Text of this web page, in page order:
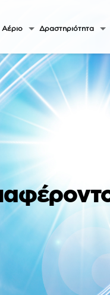
Δραστηριότητα